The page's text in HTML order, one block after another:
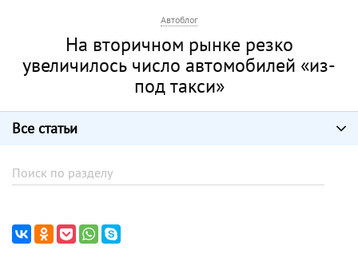
Автоблог
На вторичном рынке резко
увеличилось число автомобилей «из-
под такси»
Все статьи